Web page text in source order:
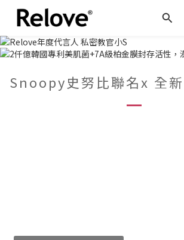
Snoopy史努比聯名x 全